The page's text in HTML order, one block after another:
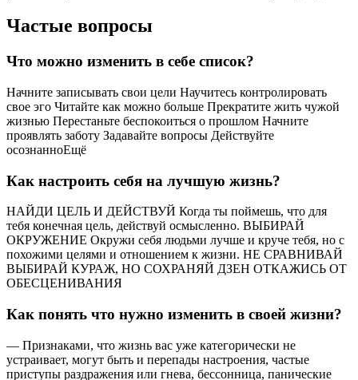
Частые вопросы
Что можно изменить в себе список?
Начните записывать свои цели Научитесь контролировать
свое эго Читайте как можно больше Прекратите жить чужой
жизнью Перестаньте беспокоиться о прошлом Начните
проявлять заботу Задавайте вопросы Действуйте
осознанноЕщё
Как настроить себя на лучшую жизнь?
НАЙДИ ЦЕЛЬ И ДЕЙСТВУЙ Когда ты поймешь, что для
тебя конечная цель, действуй осмысленно. ВЫБИРАЙ
ОКРУЖЕНИЕ Окружи себя людьми лучше и круче тебя, но с
похожими целями и отношением к жизни. НЕ СРАВНИВАЙ
ВЫБИРАЙ КУРАЖ, НО СОХРАНЯЙ ДЗЕН ОТКАЖИСЬ ОТ
ОБЕСЦЕНИВАНИЯ
Как понять что нужно изменить в своей жизни?
— Признаками, что жизнь вас уже категорически не
устраивает, могут быть и перепады настроения, частые
приступы раздражения или гнева, бессонница, панические